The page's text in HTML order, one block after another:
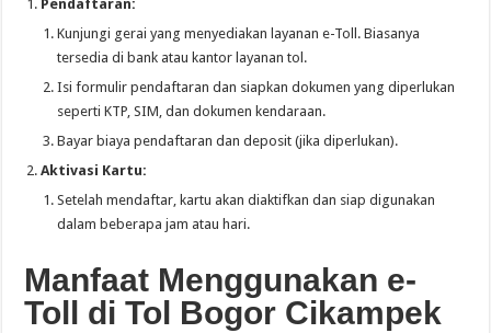
Pendaftaran:
Kunjungi gerai yang menyediakan layanan e-Toll. Biasanya
tersedia di bank atau kantor layanan tol.
Isi formulir pendaftaran dan siapkan dokumen yang diperlukan
seperti KTP, SIM, dan dokumen kendaraan.
Bayar biaya pendaftaran dan deposit (jika diperlukan).
Aktivasi Kartu:
Setelah mendaftar, kartu akan diaktifkan dan siap digunakan
dalam beberapa jam atau hari.
Manfaat Menggunakan e-
Toll di Tol Bogor Cikampek